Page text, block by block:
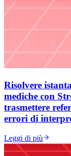
Risolvere
mediche con
trasmettere
errori di
Leggi di più